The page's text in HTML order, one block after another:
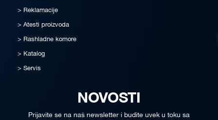
Reklamacije
Atesti proizvoda
Rashladne komore
Katalog
Servis
NOVOSTI
Prijavite se na naš newsletter i budite uvek u toku sa